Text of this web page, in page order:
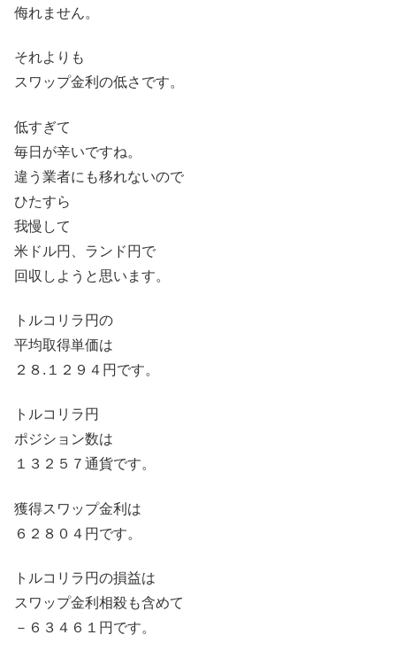
侮れません。
それよりも
スワップ金利の低さです。
低すぎて
毎日が辛いですね。
違う業者にも移れないので
ひたすら
我慢して
米ドル円、ランド円で
回収しようと思います。
トルコリラ円の
平均取得単価は
２８.１２９４円です。
トルコリラ円
ポジション数は
１３２５７通貨です。
獲得スワップ金利は
６２８０４円です。
トルコリラ円の損益は
スワップ金利相殺も含めて
－６３４６１円です。